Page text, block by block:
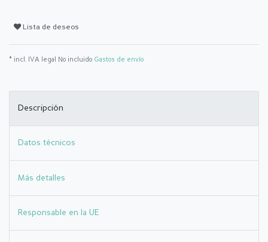
Lista de deseos
* incl. IVA legal No incluido Gastos de envío
Descripción
Datos técnicos
Más detalles
Responsable en la UE